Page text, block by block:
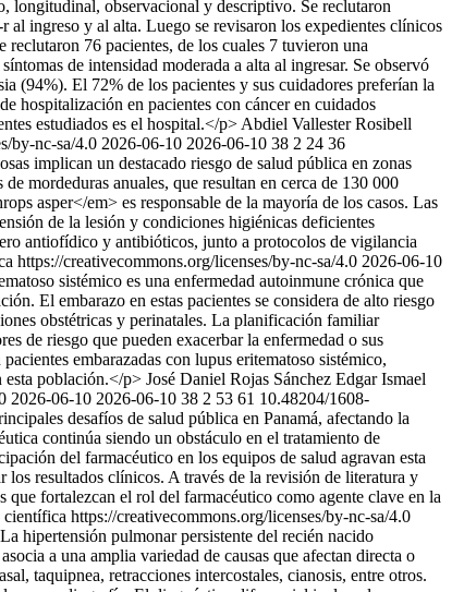
longitudinal, observacional y descriptivo. Se reclutaron
al ingreso y al alta. Luego se revisaron los expedientes clínicos
76 pacientes, de los cuales 7 tuvieron una
de intensidad moderada a alta al ingresar. Se observó
(94%). El 72% de los pacientes y sus cuidadores preferían la
en pacientes con cáncer en cuidados
estudiados es el hospital.</p> Abdiel Vallester Rosibell
by-nc-sa/4.0 2026-06-10 2026-06-10 38 2 24 36
implican un destacado riesgo de salud pública en zonas
mordeduras anuales, que resultan en cerca de 130 000
asper</em> es responsable de la mayoría de los casos. Las
de la lesión y condiciones higiénicas deficientes
antiofídico y antibióticos, junto a protocolos de vigilancia
https://creativecommons.org/licenses/by-nc-sa/4.0 2026-06-10
sistémico es una enfermedad autoinmune crónica que
El embarazo en estas pacientes se considera de alto riesgo
obstétricas y perinatales. La planificación familiar
de riesgo que pueden exacerbar la enfermedad o sus
embarazadas con lupus eritematoso sistémico,
esta población.</p> José Daniel Rojas Sánchez Edgar Ismael
2026-06-10 2026-06-10 38 2 53 61 10.48204/1608-
desafíos de salud pública en Panamá, afectando la
continúa siendo un obstáculo en el tratamiento de
del farmacéutico en los equipos de salud agravan esta
los resultados clínicos. A través de la revisión de literatura y
fortalezcan el rol del farmacéutico como agente clave en la
https://creativecommons.org/licenses/by-nc-sa/4.0
hipertensión pulmonar persistente del recién nacido
a una amplia variedad de causas que afectan directa o
taquipnea, retracciones intercostales, cianosis, entre otros.